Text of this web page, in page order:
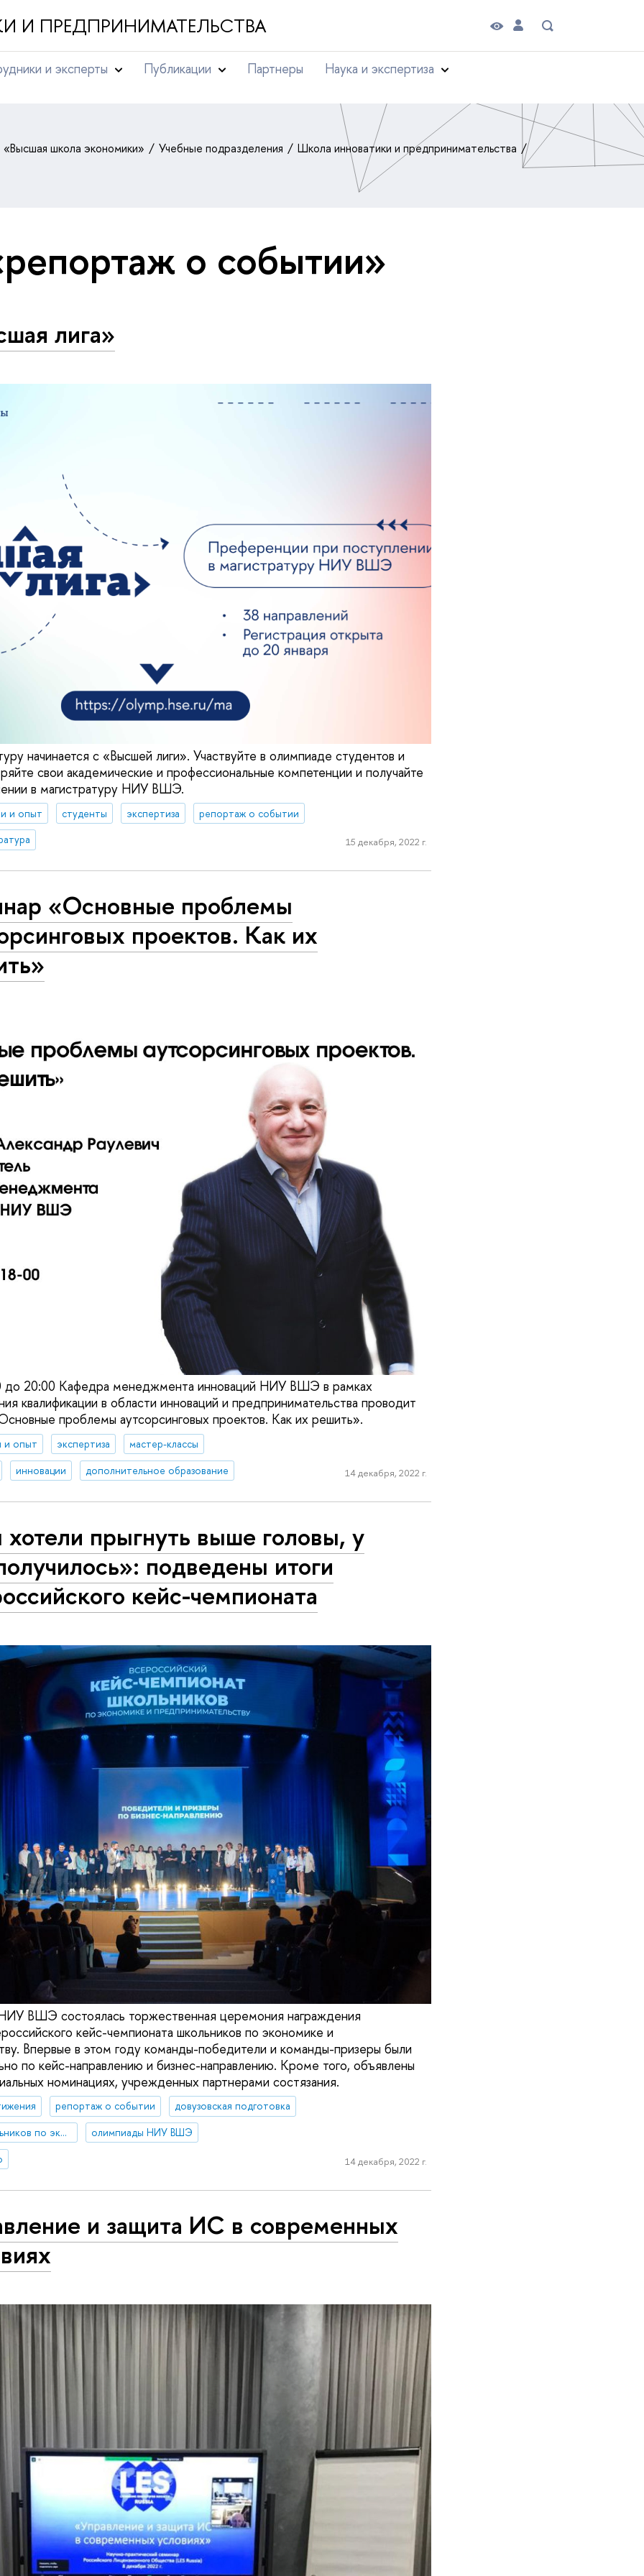
И ПРЕДПРИНИМАТЕЛЬСТВА
и эксперты Публикации Партнеры Наука и экспертиза
«Высшая школа экономики» Учебные подразделения Школа инноватики и предпринимательства
о событии»
лига»
начинается с «Высшей лиги». Участвуйте в олимпиаде студентов и
свои академические и профессиональные компетенции и получайте
в магистратуру НИУ ВШЭ.
и опыт студенты экспертиза
репортаж о событии
15 декабря, 2022 г.
«Основные проблемы
проектов. Как их
до 20:00 Кафедра менеджмента инноваций НИУ ВШЭ в рамках
квалификации в области инноваций и предпринимательства проводит
проблемы аутсорсинговых проектов. Как их решить».
и опыт экспертиза
мастер-классы
инновации
дополнительное образование 14 декабря, 2022 г.
прыгнуть выше головы, у
подведены итоги
кейс-чемпионата
ВШЭ состоялась торжественная церемония награждения
кейс-чемпионата школьников по экономике и
Впервые в этом году команды-победители и команды-призеры были
по кейс-направлению и бизнес-направлению. Кроме того, объявлены
номинациях, учрежденных партнерами состязания.
репортаж о событии
довузовская подготовка
кейс-чемпионат школьников по экономике и предпринимательству
олимпиады НИУ ВШЭ
14 декабря, 2022 г.
и защита ИС в современных